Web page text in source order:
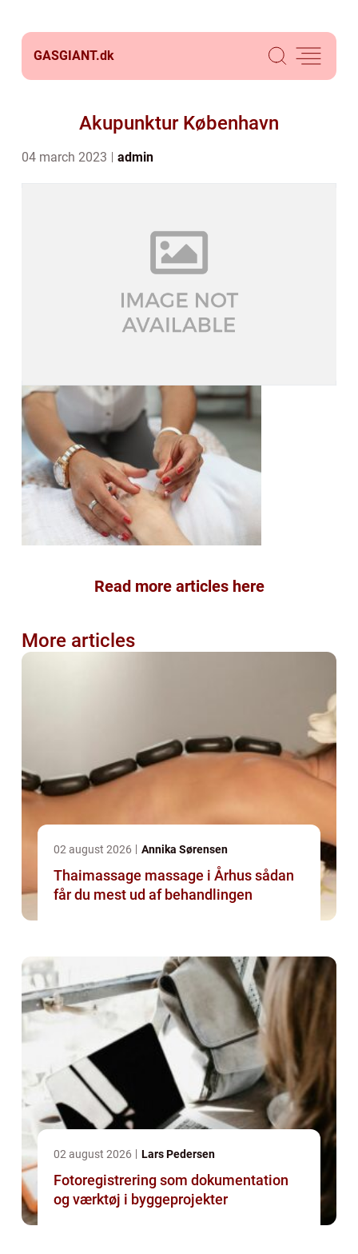
GASGIANT.dk
Akupunktur København
04 march 2023 admin
Read more articles here
More articles
02 august 2026 Annika Sørensen
Thaimassage massage i Århus sådan
får du mest ud af behandlingen
02 august 2026 Lars Pedersen
Fotoregistrering som dokumentation
og værktøj i byggeprojekter